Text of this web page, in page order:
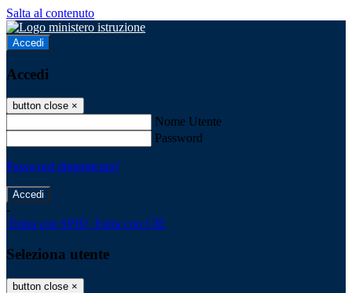
Salta al contenuto
Accedi
Accedi
button close ×
Nome Utente
Password
Password dimenticata?
-
Entra con SPID Entra con CIE
Seleziona utente
button close ×